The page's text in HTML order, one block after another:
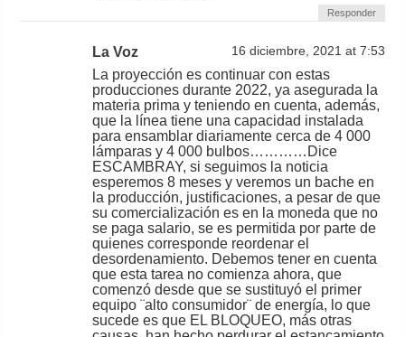
Responder
La Voz 16 diciembre, 2021 at 7:53
La proyección es continuar con estas
producciones durante 2022, ya asegurada la
materia prima y teniendo en cuenta, además,
que la línea tiene una capacidad instalada
para ensamblar diariamente cerca de 4 000
lámparas y 4 000 bulbos…………Dice
ESCAMBRAY, si seguimos la noticia
esperemos 8 meses y veremos un bache en
la producción, justificaciones, a pesar de que
su comercialización es en la moneda que no
se paga salario, se es permitida por parte de
quienes corresponde reordenar el
desordenamiento. Debemos tener en cuenta
que esta tarea no comienza ahora, que
comenzó desde que se sustituyó el primer
equipo ¨alto consumidor¨ de energía, lo que
sucede es que EL BLOQUEO, más otras